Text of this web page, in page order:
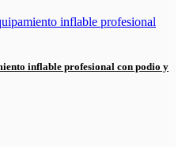
inflable profesional con podio y